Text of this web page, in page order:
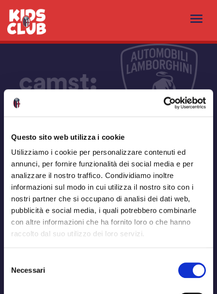
Questo sito web utilizza i cookie
Utilizziamo i cookie per personalizzare contenuti ed
annunci, per fornire funzionalità dei social media e per
analizzare il nostro traffico. Condividiamo inoltre
informazioni sul modo in cui utilizza il nostro sito con i
nostri partner che si occupano di analisi dei dati web,
pubblicità e social media, i quali potrebbero combinarle
con altre informazioni che ha fornito loro o che hanno
raccolto dal suo utilizzo dei loro servizi.
delNecessari